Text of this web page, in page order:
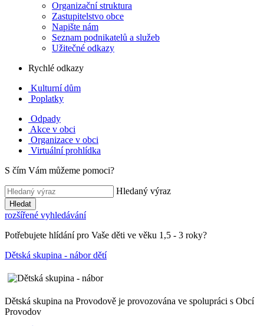
Organizační struktura
Zastupitelstvo obce
Napište nám
Seznam podnikatelů a služeb
Užitečné odkazy
Rychlé odkazy
Kulturní dům
Poplatky
Odpady
Akce v obci
Organizace v obci
Virtuální prohlídka
S čím Vám můžeme pomoci?
Hledaný výraz
Hledat
rozšířené vyhledávání
Potřebujete hlídání pro Vaše děti ve věku 1,5 - 3 roky?
Dětská skupina - nábor dětí
Dětská skupina na Provodově je provozována ve spolupráci s Obcí
Provodov